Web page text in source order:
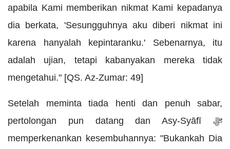
apabila Kami memberikan nikmat Kami kepadanya
dia berkata, 'Sesungguhnya aku diberi nikmat ini
karena hanyalah kepintaranku.' Sebenarnya, itu
adalah ujian, tetapi kabanyakan mereka tidak
mengetahui." [QS. Az-Zumar: 49]
Setelah meminta tiada henti dan penuh sabar,
pertolongan pun datang dan Asy-Syāfī ﷻ
memperkenankan kesembuhannya: "Bukankah Dia